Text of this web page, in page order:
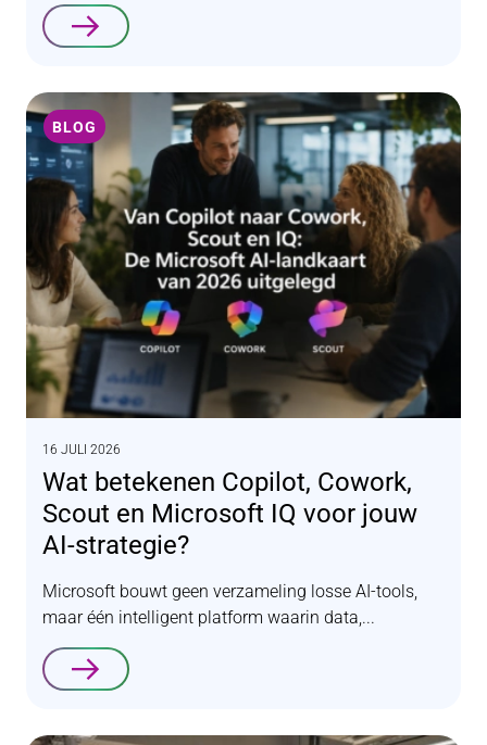
Lees verder
BLOG
16 JULI 2026
Wat betekenen Copilot, Cowork,
Scout en Microsoft IQ voor jouw
AI-strategie?
Microsoft bouwt geen verzameling losse AI-tools,
maar één intelligent platform waarin data,...
Lees verder